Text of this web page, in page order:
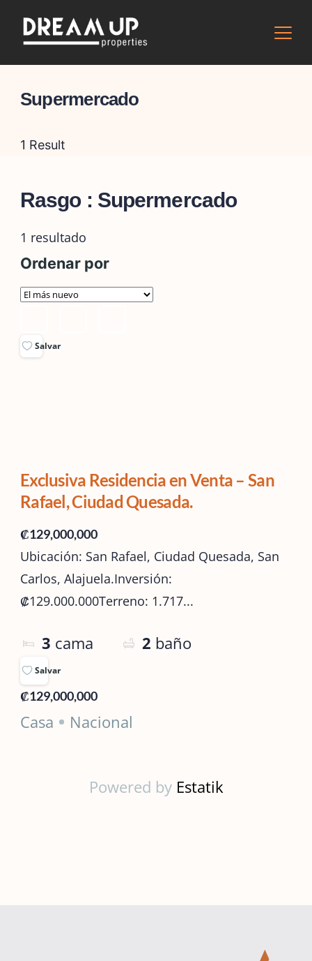
Supermercado
1 Result
Rasgo : Supermercado
1 resultado
Ordenar por
Salvar
Exclusiva Residencia en Venta – San
Rafael, Ciudad Quesada.
₡129,000,000
Ubicación: San Rafael, Ciudad Quesada, San
Carlos, Alajuela.Inversión:
₡129.000.000Terreno: 1.717...
3 cama 2 baño
Salvar
₡129,000,000
Casa Nacional
Powered by Estatik